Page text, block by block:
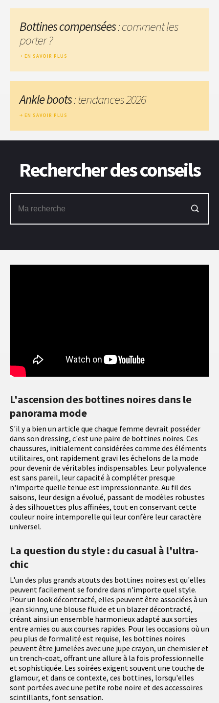
L'ascension des bottines noires dans le
panorama mode
S'il y a bien un article que chaque femme devrait posséder
dans son dressing, c'est une paire de bottines noires. Ces
chaussures, initialement considérées comme des éléments
utilitaires, ont rapidement gravi les échelons de la mode
pour devenir de véritables indispensables. Leur polyvalence
est sans pareil, leur capacité à compléter presque
n'importe quelle tenue est impressionnante. Au fil des
saisons, leur design a évolué, passant de modèles robustes
à des silhouettes plus affinées, tout en conservant cette
couleur noire intemporelle qui leur confère leur caractère
universel.
La question du style : du casual à l'ultra-
chic
L'un des plus grands atouts des bottines noires est qu'elles
peuvent facilement se fondre dans n'importe quel style.
Pour un look décontracté, elles peuvent être associées à un
jean skinny, une blouse fluide et un blazer décontracté,
créant ainsi un ensemble harmonieux adapté aux sorties
entre amies ou aux courses rapides. Pour les occasions où un
peu plus de formalité est requise, les bottines noires
peuvent être jumelées avec une jupe crayon, un chemisier et
un trench-coat, offrant une allure à la fois professionnelle
et sophistiquée. Les soirées exigent souvent une touche de
glamour, et dans ce contexte, ces bottines, lorsqu'elles
sont portées avec une petite robe noire et des accessoires
scintillants, font sensation.
Bottines compensées: comment les
porter ?
EN SAVOIR PLUS
Ankle boots: tendances 2026
EN SAVOIR PLUS
Rechercher des conseils